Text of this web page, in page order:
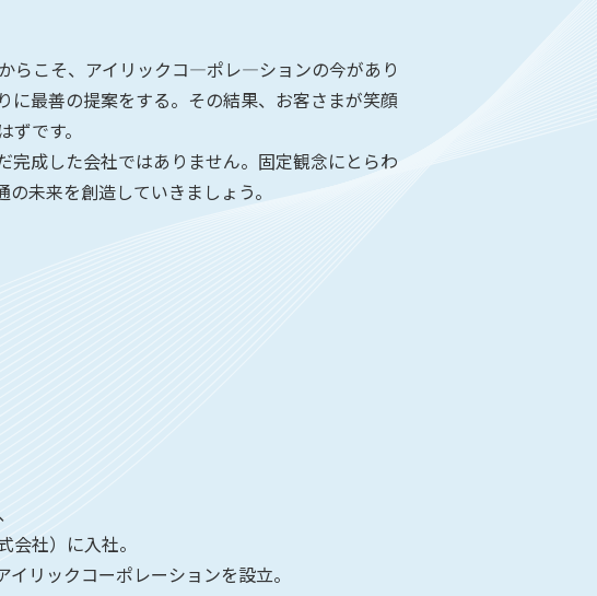
らこそ、アイリックコ―ポレ―ションの今があり
に最善の提案をする。その結果、お客さまが笑顔
です。
成した会社ではありません。固定観念にとらわ
未来を創造していきましょう。
社）に入社。
ックコーポレーションを設立。